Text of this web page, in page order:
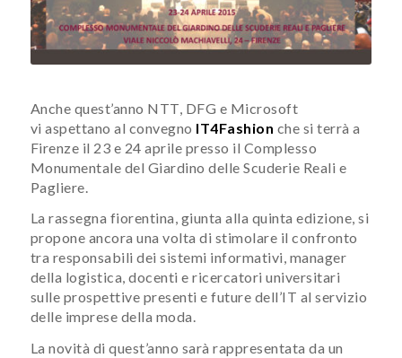
Anche quest’anno NTT, DFG e Microsoft
vi aspettano al convegno IT4Fashion che si terrà a
Firenze ​il 23 e 24 aprile presso il Complesso
Monumentale del Giardino delle Scuderie Reali e
Pagliere.
La rassegna fiorentina, giunta alla quinta edizione, si
propone ancora una volta di stimolare il confronto
tra responsabili dei sistemi informativi, manager
della logistica, docenti e ricercatori universitari
sulle prospettive presenti e future dell’IT​ al servizio​​
delle imprese della moda.
La novità di quest’anno sarà rappresentata da un